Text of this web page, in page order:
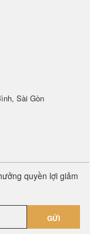
Sài Gòn
quyền lợi giảm
GỬI